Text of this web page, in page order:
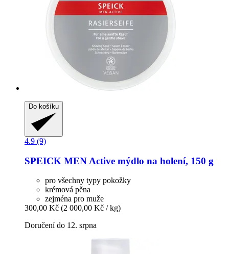
Do košíku
4.9 (9)
SPEICK MEN Active mýdlo na holení, 150 g
pro všechny typy pokožky
krémová pěna
zejména pro muže
300,00 Kč (2 000,00 Kč / kg)
Doručení do 12. srpna